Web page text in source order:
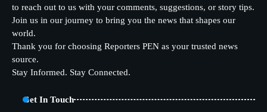
to reach out to us with your comments, suggestions, or story tips.
Join us in our journey to bring you the news that shapes our
world.
Thank you for choosing Reporters PEN as your trusted news
source.
Stay Informed. Stay Connected.
Get In Touch